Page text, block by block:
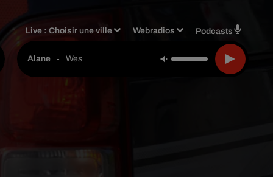
Live :Choisir une ville Webradios Podcasts
Alane - Wes